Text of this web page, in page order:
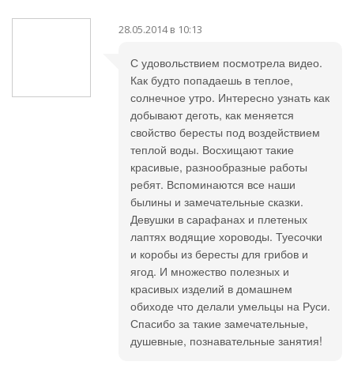
28.05.2014 в 10:13
С удовольствием посмотрела видео.
Как будто попадаешь в теплое,
солнечное утро. Интересно узнать как
добывают деготь, как меняется
свойство бересты под воздействием
теплой воды. Восхищают такие
красивые, разнообразные работы
ребят. Вспоминаются все наши
былины и замечательные сказки.
Девушки в сарафанах и плетеных
лаптях водящие хороводы. Туесочки
и коробы из бересты для грибов и
ягод. И множество полезных и
красивых изделий в домашнем
обиходе что делали умельцы на Руси.
Спасибо за такие замечательные,
душевные, познавательные занятия!